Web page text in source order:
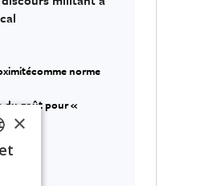
norme
du goût pour «
×